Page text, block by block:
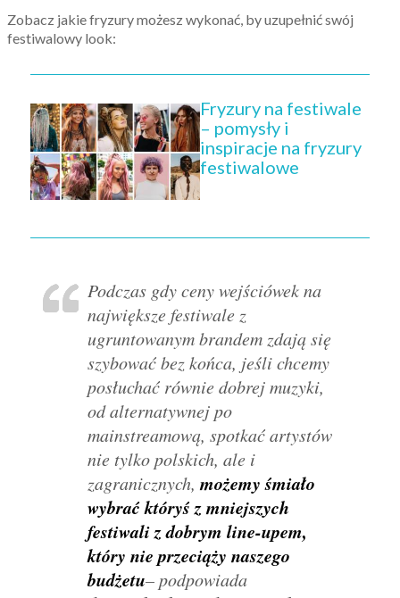
Zobacz jakie fryzury możesz wykonać, by uzupełnić swój
festiwalowy look:
Fryzury na festiwale
– pomysły i
inspiracje na fryzury
festiwalowe
Podczas gdy ceny wejściówek na
największe festiwale z
ugruntowanym brandem zdają się
szybować bez końca, jeśli chcemy
posłuchać równie dobrej muzyki,
od alternatywnej po
mainstreamową, spotkać artystów
nie tylko polskich, ale i
zagranicznych, możemy śmiało
wybrać któryś z mniejszych
festiwali z dobrym line-upem,
który nie przeciąży naszego
budżetu– podpowiada